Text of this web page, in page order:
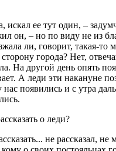
искал ее тут один, –
он, – но по виду не из
ли, говорит, такая-то
сторону города? Нет,
На другой день опять
А леди эти накануне
нас появились и с утра
о леди?
не рассказал, не